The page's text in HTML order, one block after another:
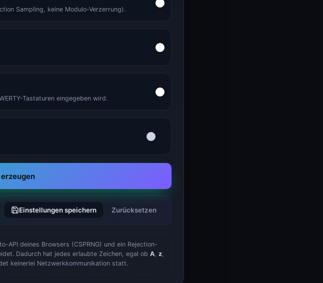
Sampling, keine Modulo-Verzerrung).
Tastaturen eingegeben wird.
Einstellungen speichern Zurücksetzen
API deines Browsers (CSPRNG) und ein Rejection-
Dadurch hat jedes erlaubte Zeichen, egal ob A, z,
keinerlei Netzwerkkommunikation statt.